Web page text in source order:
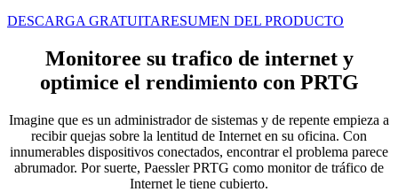
DESCARGA GRATUITARESUMEN DEL PRODUCTO
Monitoree su trafico de internet y
optimice el rendimiento con PRTG
Imagine que es un administrador de sistemas y de repente empieza a
recibir quejas sobre la lentitud de Internet en su oficina. Con
innumerables dispositivos conectados, encontrar el problema parece
abrumador. Por suerte, Paessler PRTG como monitor de tráfico de
Internet le tiene cubierto.